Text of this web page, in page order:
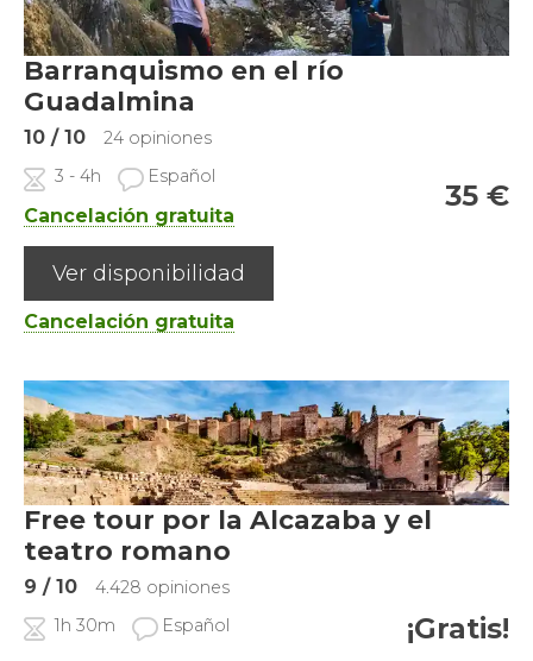
Barranquismo en el río
Guadalmina
10 / 10
24 opiniones
3 - 4h
Español
Cancelación gratuita
35 €
Ver disponibilidad
Cancelación gratuita
Free tour por la Alcazaba y el
teatro romano
9 / 10
4.428 opiniones
1h 30m
Español ¡Gratis!